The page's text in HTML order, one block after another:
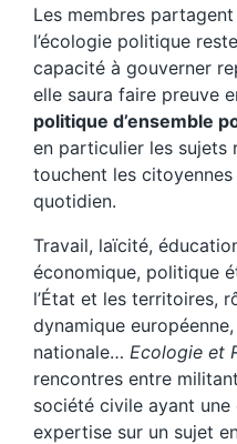
Les membres
l’écologie politique
capacité à gouverner
elle saura faire preuve
politique d’ensemble
en particulier les sujets
touchent les
quotidien.
Travail, laïcité,
économique, politique
l’État et les territoires,
dynamique
nationale… Ecologie et
rencontres entre
société civile ayant
expertise sur un sujet